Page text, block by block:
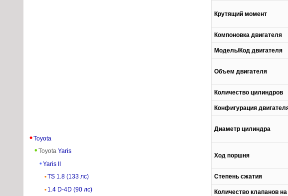
Toyota
Toyota Yaris
Yaris II
TS 1.8 (133 лс)
1.4 D-4D (90 лс)
Крутящий момент
Компоновка двигателя
Модель/Код двигателя
Объем двигателя
Количество цилиндров
Конфигурация
Диаметр цилиндра
Ход поршня
Степень сжатия
Количество клапанов